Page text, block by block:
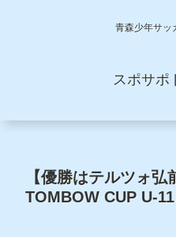
青森少年サッ
スポサポ
【優勝はテルツォ弘
TOMBOW CUP U-